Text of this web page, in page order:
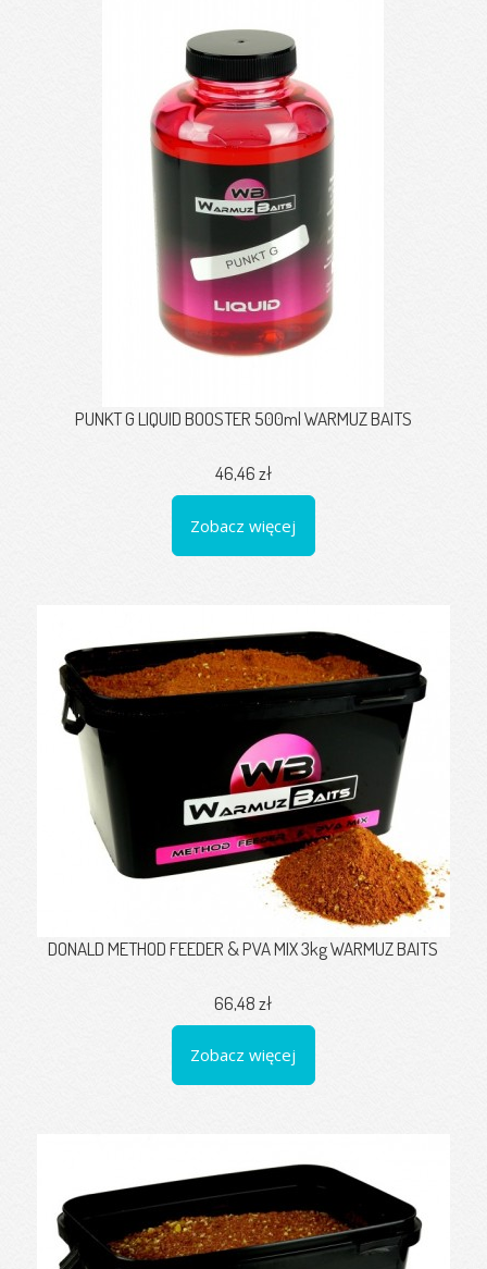
PUNKT G LIQUID BOOSTER 500ml WARMUZ BAITS
46,46 zł
Zobacz więcej
DONALD METHOD FEEDER & PVA MIX 3kg WARMUZ BAITS
66,48 zł
Zobacz więcej